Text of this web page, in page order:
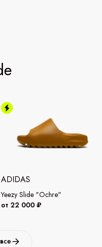
ADIDAS
Yeezy Slide "Ochre"
от 22 000 ₽